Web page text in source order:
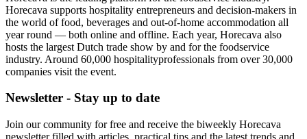
Horecava supports hospitality entrepreneurs and decision-makers in
the world of food, beverages and out-of-home accommodation all
year round — both online and offline. Each year, Horecava also
hosts the largest Dutch trade show by and for the foodservice
industry. Around 60,000 hospitalityprofessionals from over 30,000
companies visit the event.
Newsletter - Stay up to date
Join our community for free and receive the biweekly Horecava
newsletter filled with articles, practical tips and the latest trends and